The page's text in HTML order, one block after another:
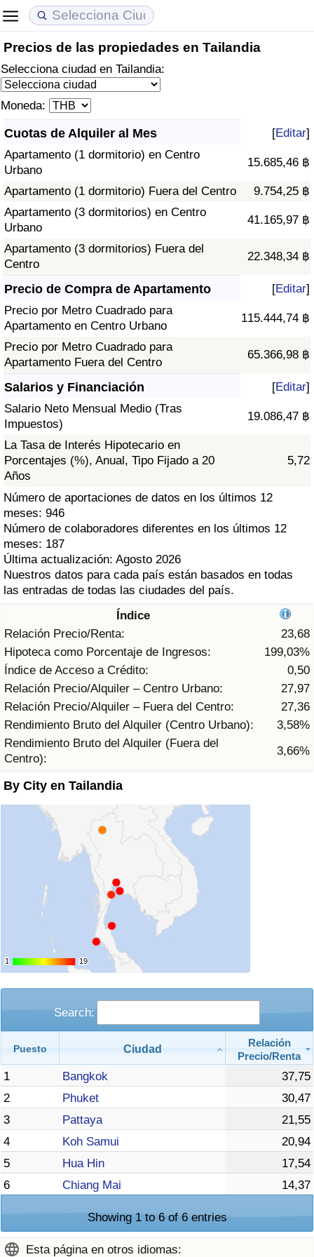
Precios de las propiedades en Tailandia
Selecciona ciudad en Tailandia:
Moneda:
Cuotas de Alquiler al Mes [Editar]
Apartamento (1 dormitorio) en Centro
Urbano
15.685,46 ฿
Apartamento (1 dormitorio) Fuera del Centro
9.754,25 ฿
Apartamento (3 dormitorios) en Centro
Urbano
41.165,97 ฿
Apartamento (3 dormitorios) Fuera del
Centro
22.348,34 ฿
Precio de Compra de Apartamento [Editar]
Precio por Metro Cuadrado para
Apartamento en Centro Urbano
115.444,74 ฿
Precio por Metro Cuadrado para
Apartamento Fuera del Centro
65.366,98 ฿
Salarios y Financiación [Editar]
Salario Neto Mensual Medio (Tras
Impuestos)
19.086,47 ฿
La Tasa de Interés Hipotecario en
Porcentajes (%), Anual, Tipo Fijado a 20
Años
5,72
Número de aportaciones de datos en los últimos 12
meses: 946
Número de colaboradores diferentes en los últimos 12
meses: 187
Última actualización: Agosto 2026
Nuestros datos para cada país están basados en todas
las entradas de todas las ciudades del país.
Índice
Relación Precio/Renta:
23,68
Hipoteca como Porcentaje de Ingresos:
199,03%
Índice de Acceso a Crédito:
0,50
Relación Precio/Alquiler – Centro Urbano:
27,97
Relación Precio/Alquiler – Fuera del Centro:
27,36
Rendimiento Bruto del Alquiler (Centro Urbano):
3,58%
Rendimiento Bruto del Alquiler (Fuera del
Centro):
3,66%
By City en Tailandia
1
1 19
19
Search:
Puesto Ciudad
Relación
Precio/Renta
1 Bangkok
37,75
2
Phuket
30,47
3
Pattaya
21,55
4
Koh Samui
20,94
5
Hua Hin
17,54
6
Chiang Mai 14,37
Showing 1 to 6 of 6 entries
Esta página en otros idiomas:
Coste de vida
Índice de Costo de Vida (Actual)
Índice de costo de vida por país
en aqaba
Precios de las propiedades
Índice de Precios de Inmuebles (Actual)
Índice de Precios de Inmuebles por País
Calidad de Vida
Índice de Calidad de Vida
Índice de calidad de vida por país
Delincuencia
Calificación del Índice de Criminalidad
(Actual)
Índice de Criminalidad
Índice de criminalidad por país
Sanidad
Índice de Sanidad (Actual)
Índice de Sanidad
Índice de Sanidad por País
Contaminación
Índice de Contaminación (Actual)
Índice de contaminación
Índice de Contaminación por País
Tráfico
Índice de Tráfico
Índice de Tráfico (Actual)
Índice de Tráfico por País